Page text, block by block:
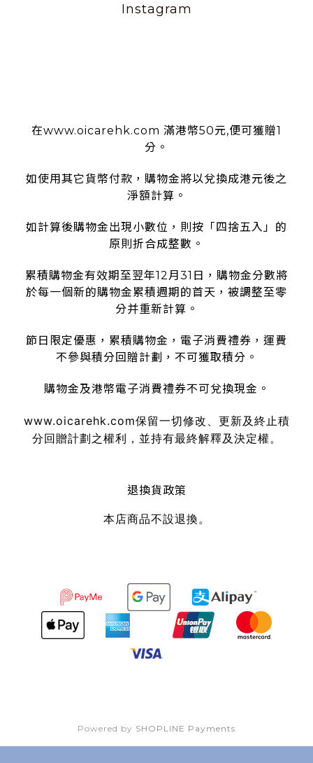
Instagram
在www.oicarehk.com 滿港幣50元,便可獲贈1
分。
如使用其它貨幣付款，購物金將以兌換成港元後之
淨額計算。
如計算後購物金出現小數位，則按「四捨五入」的
原則折合成整數。
累積購物金有效期至翌年12月31日，購物金分數將
於每一個新的購物金累積週期的首天，被調整至零
分并重新計算。
節日限定優惠，累積購物金，電子消費禮券，運費
不參與積分回贈計劃，不可獲取積分。
購物金及港幣電子消費禮券不可兌換現金。
www.oicarehk.com保留一切修改、更新及終止積
分回贈計劃之權利，並持有最終解釋及決定權。
退換貨政策
本店商品不設退換。
Powered by SHOPLINE Payments